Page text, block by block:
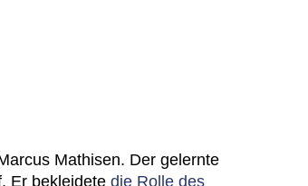
Mathisen. Der gelernte
Er bekleidete die Rolle des